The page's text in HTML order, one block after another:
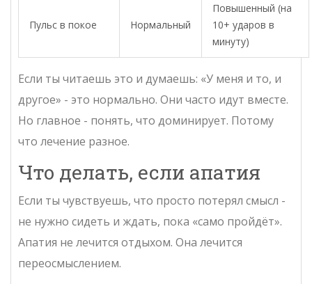
Пульс в покое Нормальный
Повышенный (на
10+ ударов в
минуту)
Если ты читаешь это и думаешь: «У меня и то, и
другое» - это нормально. Они часто идут вместе.
Но главное - понять, что доминирует. Потому
что лечение разное.
Что делать, если апатия
Если ты чувствуешь, что просто потерял смысл -
не нужно сидеть и ждать, пока «само пройдёт».
Апатия не лечится отдыхом. Она лечится
переосмыслением.